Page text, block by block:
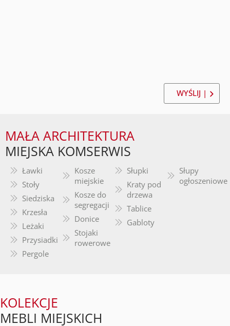
WYŚLIJ |
MAŁA ARCHITEKTURA
MIEJSKA KOMSERWIS
Ławki
Stoły
Siedziska
Krzesła
Leżaki
Przysiadki
Pergole
Kosze
miejskie
Kosze do
segregacji
Donice
Stojaki
rowerowe
Słupki
Kraty pod
drzewa
Tablice
Gabloty
Słupy
ogłoszeniowe
KOLEKCJE
MEBLI MIEJSKICH